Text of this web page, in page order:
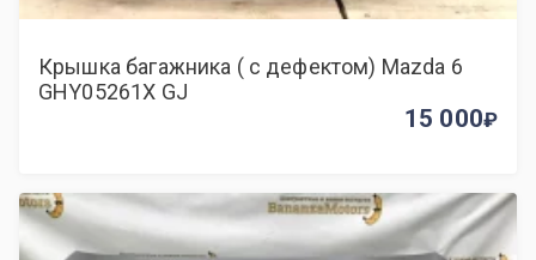
Крышка багажника ( с дефектом) Mazda 6
GHY05261X GJ
15 000